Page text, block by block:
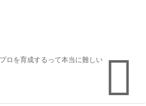

ロを育成するって本当に難しい